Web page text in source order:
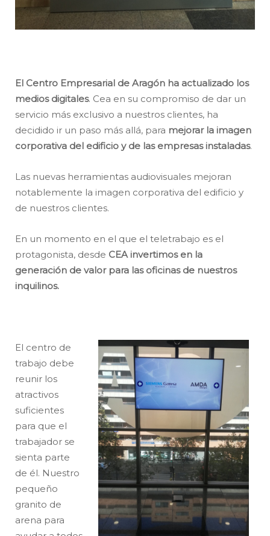
El Centro Empresarial de Aragón ha actualizado los
medios digitales. Cea en su compromiso de dar un
servicio más exclusivo a nuestros clientes, ha
decidido ir un paso más allá, para mejorar la imagen
corporativa del edificio y de las empresas instaladas.
Las nuevas herramientas audiovisuales mejoran
notablemente la imagen corporativa del edificio y
de nuestros clientes.
En un momento en el que el teletrabajo es el
protagonista, desde CEA invertimos en la
generación de valor para las oficinas de nuestros
inquilinos.
El centro de
trabajo debe
reunir los
atractivos
suficientes
para que el
trabajador se
sienta parte
de él. Nuestro
pequeño
granito de
arena para